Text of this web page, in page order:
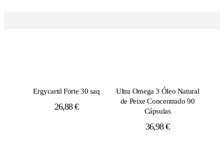
Ergycartil Forte 30 saq
26,88€
Ultra Omega 3 Óleo Natural
de Peixe Concentrado 90
Cápsulas
36,98€